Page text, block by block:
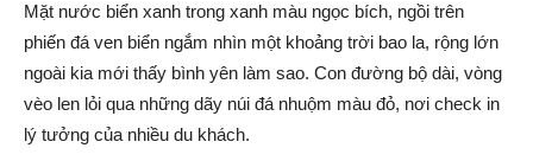
Mặt nước biển xanh trong xanh màu ngọc bích, ngồi trên
phiến đá ven biển ngắm nhìn một khoảng trời bao la, rộng lớn
ngoài kia mới thấy bình yên làm sao. Con đường bộ dài, vòng
vèo len lỏi qua những dãy núi đá nhuộm màu đỏ, nơi check in
lý tưởng của nhiều du khách.